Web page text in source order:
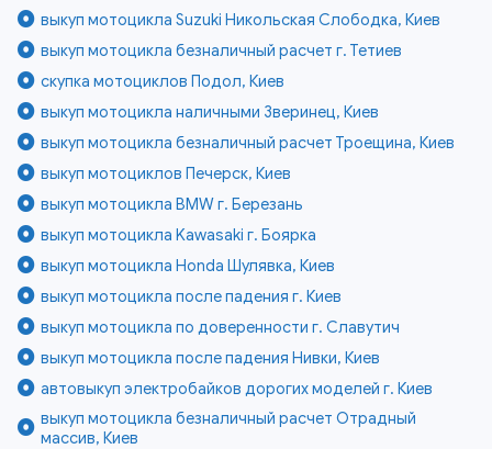
выкуп мотоцикла Suzuki Никольская Слободка, Киев
выкуп мотоцикла безналичный расчет г. Тетиев
скупка мотоциклов Подол, Киев
выкуп мотоцикла наличными Зверинец, Киев
выкуп мотоцикла безналичный расчет Троещина, Киев
выкуп мотоциклов Печерск, Киев
выкуп мотоцикла BMW г. Березань
выкуп мотоцикла Kawasaki г. Боярка
выкуп мотоцикла Honda Шулявка, Киев
выкуп мотоцикла после падения г. Киев
выкуп мотоцикла по доверенности г. Славутич
выкуп мотоцикла после падения Нивки, Киев
автовыкуп электробайков дорогих моделей г. Киев
выкуп мотоцикла безналичный расчет Отрадный
массив, Киев